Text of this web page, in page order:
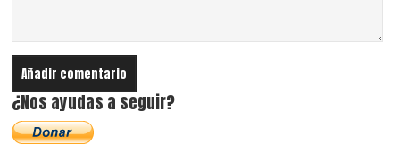
¿Nos ayudas a seguir?